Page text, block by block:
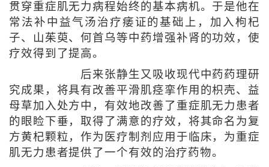
贯穿重症肌无力病程始终的基本病机。于是他在
常法补中益气汤治疗痿证的基础上，加入枸杞
子、山茱萸、何首乌等中药增强补肾的功效，使
疗效得到了提高。
后来张静生又吸收现代中药药理研
究成果，将具有改善平滑肌痉挛作用的枳壳、益
母草加入处方中，有效地改善了重症肌无力患者
的眼睑下垂，取得了满意的疗效，将其命名为复
方黄杞颗粒，作为医疗制剂应用于临床，为重症
肌无力患者提供了一个有效的治疗药物。